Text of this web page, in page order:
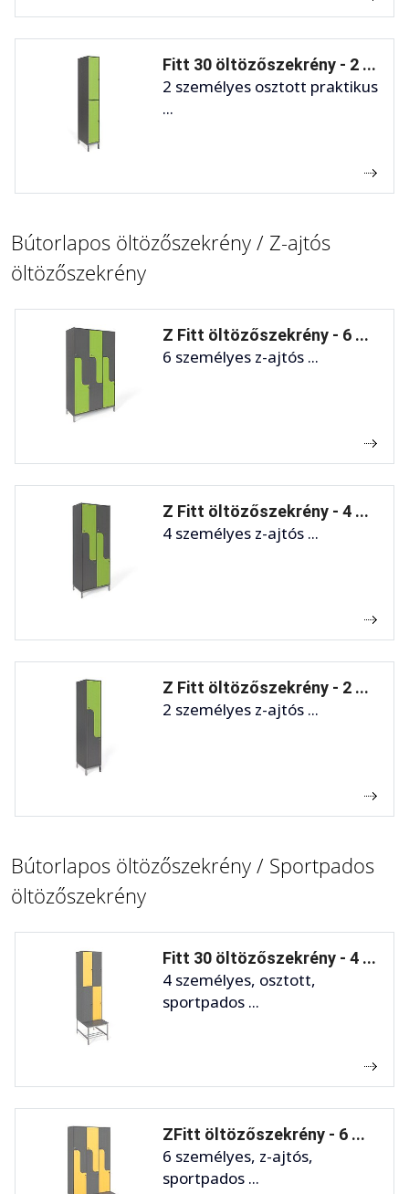
Fitt 30 öltözőszekrény - 2 ...
2 személyes osztott praktikus
...
Bútorlapos öltözőszekrény / Z-ajtós
öltözőszekrény
Z Fitt öltözőszekrény - 6 ...
6 személyes z-ajtós ...
Z Fitt öltözőszekrény - 4 ...
4 személyes z-ajtós ...
Z Fitt öltözőszekrény - 2 ...
2 személyes z-ajtós ...
Bútorlapos öltözőszekrény / Sportpados
öltözőszekrény
Fitt 30 öltözőszekrény - 4 ...
4 személyes, osztott,
sportpados ...
ZFitt öltözőszekrény - 6 ...
6 személyes, z-ajtós,
sportpados ...